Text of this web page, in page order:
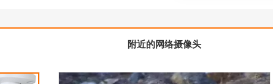
附近的网络摄像头